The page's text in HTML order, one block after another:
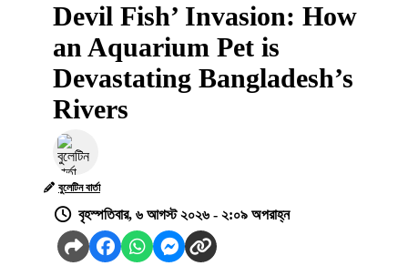
Devil Fish’ Invasion: How
an Aquarium Pet is
Devastating Bangladesh’s
Rivers
বুলেটিন বার্তা
বৃহস্পতিবার, ৬ আগস্ট ২০২৬ - ২:০৯ অপরাহ্ন